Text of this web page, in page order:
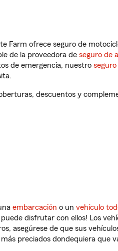
Farm ofrece seguro de
de la proveedora de seguro de
de emergencia, nuestro
descuentos y
embarcación o un vehículo
disfrutar con ellos! Los
asegúrese de que sus
preciados dondequiera que